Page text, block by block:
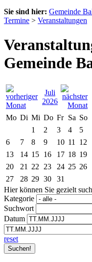
Sie sind hier: Gemeinde
Termine > Veranstaltungen
Gemeinde
Juli
2026
Mo Di Mi Do Fr Sa So
1
2 3 4
5
6
7 8 9 10 11
12
13
14 15 16 17 18 19
20
21 22 23 24 25 26
27
28 29 30
31
Hier können Sie gezielt
Kategorie
Suchwort
Datum
reset